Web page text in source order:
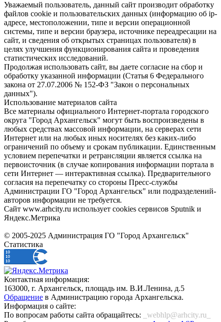
Уважаемый пользователь, данный сайт производит обработку
файлов cookie и пользовательских данных (информацию об ip-
адресе, местоположении, типе и версии операционной
системы, типе и версии браузера, источнике переадресации на
сайт, и сведения об открытых страницах пользователя) в
целях улучшения функционирования сайта и проведения
статистических исследований.
Продолжая использовать сайт, вы даете согласие на сбор и
обработку указанной информации (Статья 6 Федерального
закона от 27.07.2006 № 152-ФЗ "Закон о персональных
данных").
Использование материалов сайта
Все материалы официального Интернет-портала городского
округа "Город Архангельск" могут быть воспроизведены в
любых средствах массовой информации, на серверах сети
Интернет или на любых иных носителях без каких-либо
ограничений по объему и срокам публикации. Единственным
условием перепечатки и ретрансляции является ссылка на
первоисточник (в случае копирования информации портала в
сети Интернет — интерактивная ссылка). Предварительного
согласия на перепечатку со стороны Пресс-службы
Администрации ГО "Город Архангельск" или подразделений-
авторов информации не требуется.
Сайт www.arhcity.ru использует cookies сервисов Sputnik и
Яндекс.Метрика
© 2005-2025 Администрация ГО "Город Архангельск"
Статистика
Контактная информация:
163000, г. Архангельск, площадь им. В.И.Ленина, д.5
Обращение в Администрацию города Архангельска.
Информация о сайте:
По вопросам работы сайта обращайтесь:
_webhlp@arhcity.ru_